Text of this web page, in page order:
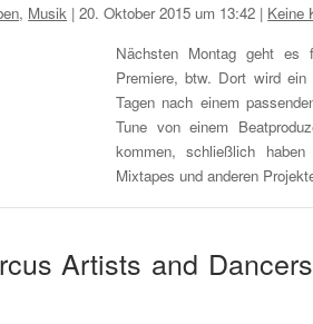
, Musik |20. Oktober 2015 um 13:42 | Keine
Nächsten Montag geht es
Premiere, btw. Dort wird
Tagen nach einem
Tune von einem
kommen, schließlich
Mixtapes und anderen
Artists and